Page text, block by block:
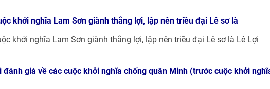
khởi nghĩa Lam Sơn giành thắng lợi, lập nên triều đại Lê sơ là
khởi nghĩa Lam Sơn giành thắng lợi, lập nên triều đại Lê sơ là Lê Lợi
giá về các cuộc khởi nghĩa chống quân Minh (trước cuộc khởi